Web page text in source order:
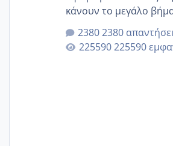
κάνουν το μεγάλο
μητρότητα μέσω
Εδώ θα μοιραστούμε
εμπειρίες και κάθε
2380
225590